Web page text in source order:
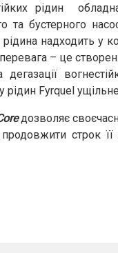
рідин
бустерного
надходить у
– це
Fyrquel
дозволяє
строк